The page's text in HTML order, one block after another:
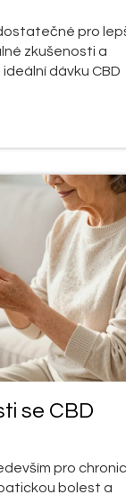
pro
zkušenosti a
dávku CBD
se CBD
pro
bolest a